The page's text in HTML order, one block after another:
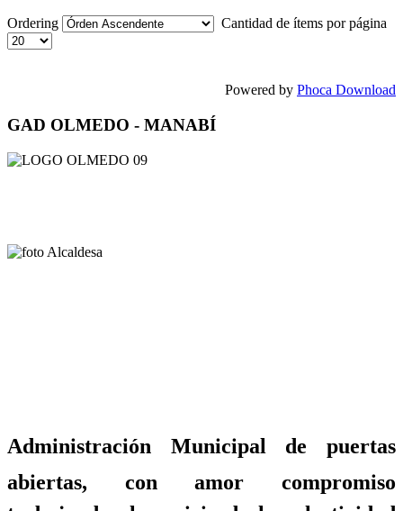
Ordering Cantidad de ítems por página
Powered by Phoca Download
GAD OLMEDO - MANABÍ
Administración Municipal de puertas
abiertas, con amor compromiso